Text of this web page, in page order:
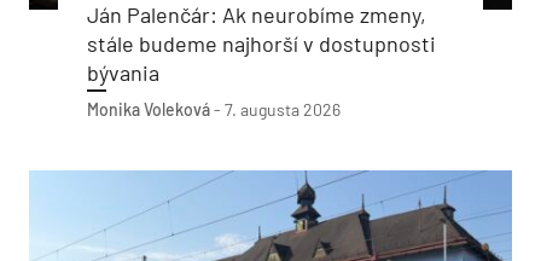
Ján Palenčár: Ak neurobíme zmeny,
stále budeme najhorší v dostupnosti
bývania
Monika Voleková- 7. augusta 2026